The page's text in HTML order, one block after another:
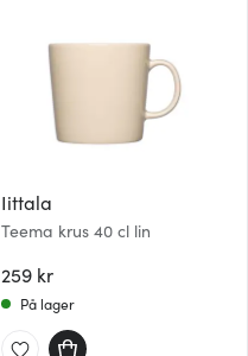
Iittala
Teema krus 40 cl lin
259 kr
På lager